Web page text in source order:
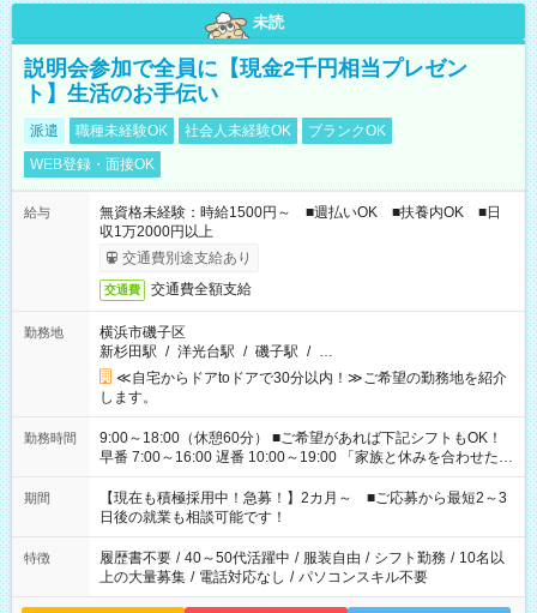
未読
説明会参加で全員に【現金2千円相当プレゼン
ト】生活のお手伝い
派遣 職種未経験OK 社会人未経験OK
ブランクOK
WEB登録・面接OK
給与
無資格未経験：時給1500円～ ■週払いOK ■扶養内OK ■日
収1万2000円以上
交通費別途支給あり
交通費 交通費全額支給
勤務地
横浜市磯子区
新杉田駅 / 洋光台駅 / 磯子駅 / …
≪自宅からドアtoドアで30分以内！≫ご希望の勤務地を紹介
します。
勤務時間
9:00～18:00（休憩60分） ■ご希望があれば下記シフトもOK！
早番 7:00～16:00 遅番 10:00～19:00 「家族と休みを合わせた
い」 「余裕を持って夕飯の準備がしたい」 「できれば残業はし
たくない」 など、ご希望を教えてくださいね。 ※Wワーク希望
の方へ 今ご覧のお仕事で希望する勤務時間と、もう1つのお仕事
の勤務時間。 合計で週40時間を超える場合は応募できません。
期間
【現在も積極採用中！急募！】2カ月～ ■ご応募から最短2～3
日後の就業も相談可能です！
特徴 履歴書不要 / 40～50代活躍中 / 服装自由 / シフト勤務 / 10名以
上の大量募集 / 電話対応なし / パソコンスキル不要